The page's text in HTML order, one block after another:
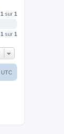
1 sur 1
1 sur 1
UTC